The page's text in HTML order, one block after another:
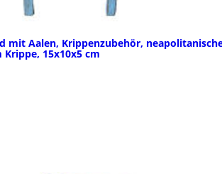
mit Aalen, Krippenzubehör,
Krippe, 15x10x5 cm